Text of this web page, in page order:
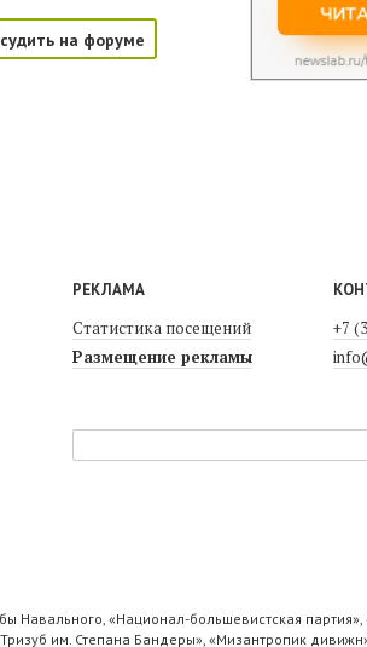
на форуме
РЕКЛАМА
Статистика посещений
Размещение рекламы
+7
«Национал-большевистская партия»,
им. Степана Бандеры», «Мизантропик